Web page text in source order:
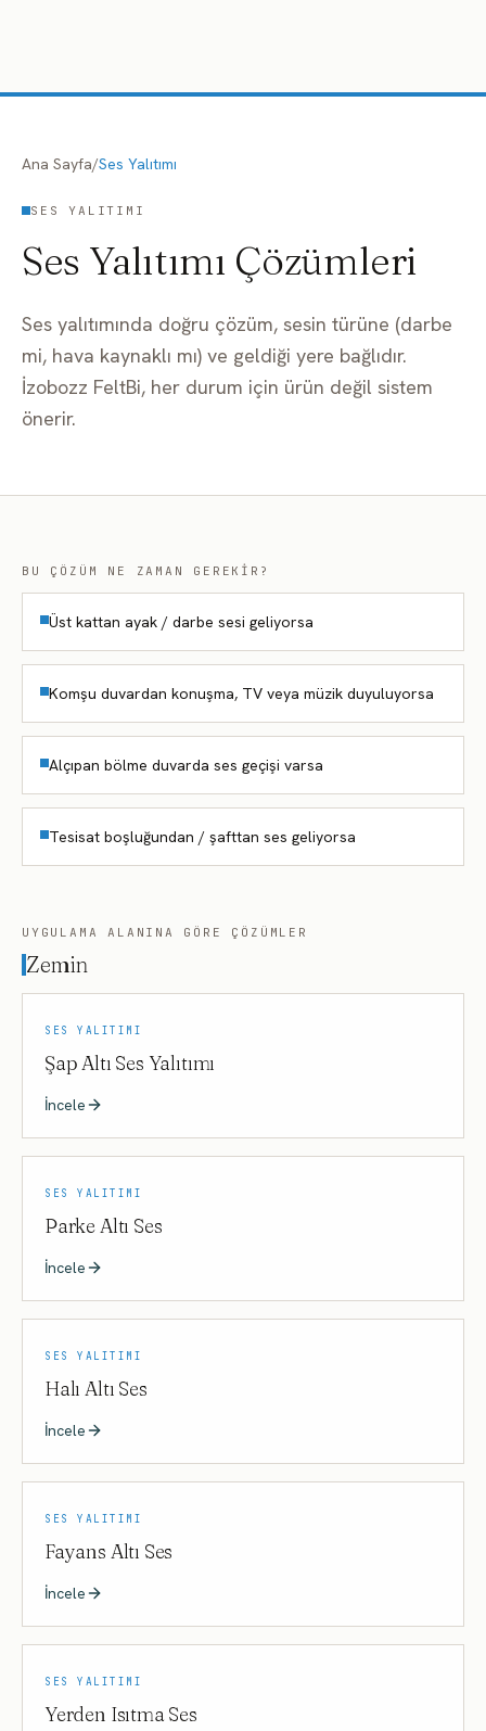
Ana Sayfa/Ses Yalıtımı
SES YALITIMI
Ses Yalıtımı Çözümleri
Ses yalıtımında doğru çözüm, sesin türüne (darbe
mi, hava kaynaklı mı) ve geldiği yere bağlıdır.
İzobozz FeltBi, her durum için ürün değil sistem
önerir.
BU ÇÖZÜM NE ZAMAN GEREKIR?
Üst kattan ayak / darbe sesi geliyorsa
Komşu duvardan konuşma, TV veya müzik duyuluyorsa
Alçıpan bölme duvarda ses geçişi varsa
Tesisat boşluğundan / şafttan ses geliyorsa
UYGULAMA ALANINA GÖRE ÇÖZÜMLER
Zemin
SES YALITIMI
Şap Altı Ses Yalıtımı
İncele
SES YALITIMI
Parke Altı Ses
İncele
SES YALITIMI
Halı Altı Ses
İncele
SES YALITIMI
Fayans Altı Ses
İncele
SES YALITIMI
Yerden Isıtma Ses